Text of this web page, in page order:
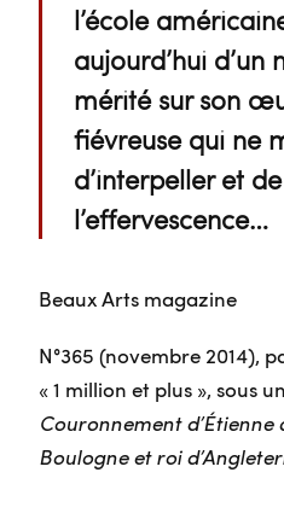
l’école
aujourd’hui
mérité sur son
fiévreuse qui ne
d’interpeller et
l’effervescence…
Beaux Arts magazine
N°365 (novembre 2014),
« 1 million et plus », sous
Couronnement d’Étienne
Boulogne et roi